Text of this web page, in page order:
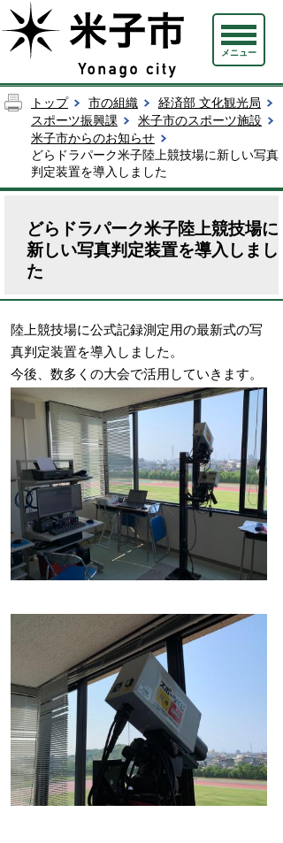
メニュー
トップ 市の組織
経済部 文化観光局
スポーツ振興課
米子市のスポーツ施設
米子市からのお知らせ
どらドラパーク米子陸上競技場に新しい写真
判定装置を導入しました
どらドラパーク米子陸上競技場に
新しい写真判定装置を導入しまし
た
陸上競技場に公式記録測定用の最新式の写
真判定装置を導入しました。
今後、数多くの大会で活用していきます。